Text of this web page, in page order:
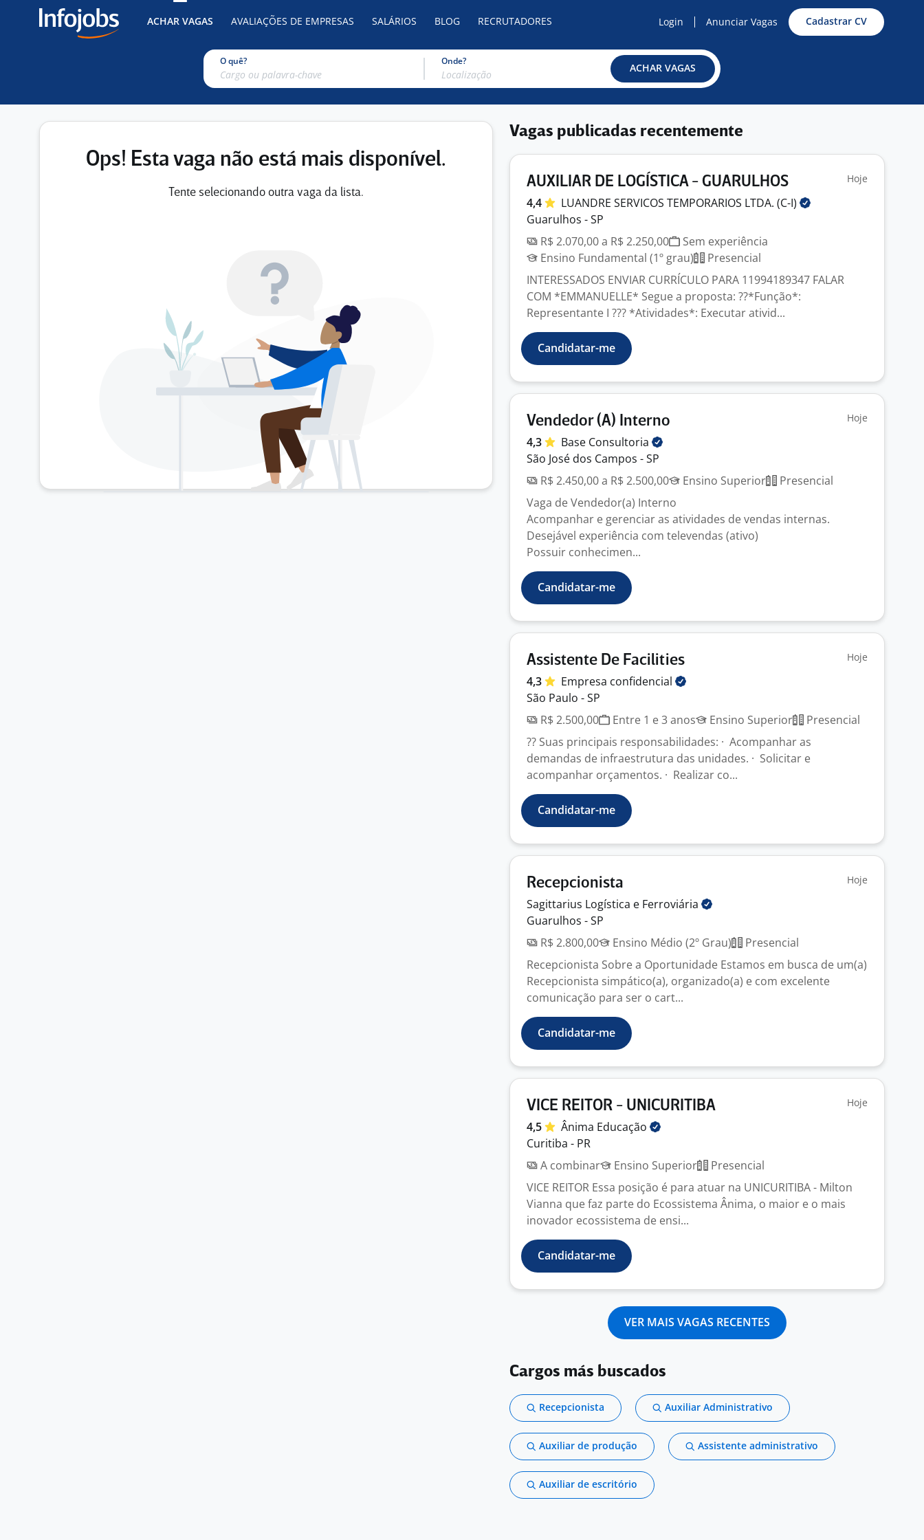
ACHAR VAGAS AVALIAÇÕES DE EMPRESAS SALÁRIOS BLOG RECRUTADORES Login Anunciar Vagas Cadastrar CV
O quê? Onde?
ACHAR VAGAS
Ops! Esta vaga não está mais disponível.
Tente selecionando outra vaga da lista.
Vagas publicadas recentemente
AUXILIAR DE LOGÍSTICA - GUARULHOS Hoje
4,4 LUANDRE SERVICOS TEMPORARIOS LTDA. (C-I)
Guarulhos - SP
R$ 2.070,00 a R$ 2.250,00
Sem experiência
Ensino Fundamental (1º grau)
Presencial
INTERESSADOS ENVIAR CURRÍCULO PARA 11994189347 FALAR
COM *EMMANUELLE* Segue a proposta: ??*Função*:
Representante I ??? *Atividades*: Executar ativid...
Candidatar-me
Vendedor (A) Interno Hoje
4,3 Base Consultoria
São José dos Campos - SP
R$ 2.450,00 a R$ 2.500,00
Ensino Superior
Presencial
Vaga de Vendedor(a) Interno
Acompanhar e gerenciar as atividades de vendas internas.
Desejável experiência com televendas (ativo)
Possuir conhecimen...
Candidatar-me
Assistente De Facilities Hoje
4,3 Empresa confidencial
São Paulo - SP
R$ 2.500,00
Entre 1 e 3 anos Ensino Superior
Presencial
?? Suas principais responsabilidades: · Acompanhar as
demandas de infraestrutura das unidades. · Solicitar e
acompanhar orçamentos. · Realizar co...
Candidatar-me
Recepcionista Hoje
Sagittarius Logística e Ferroviária
Guarulhos - SP
R$ 2.800,00
Ensino Médio (2º Grau)
Presencial
Recepcionista Sobre a Oportunidade Estamos em busca de um(a)
Recepcionista simpático(a), organizado(a) e com excelente
comunicação para ser o cart...
Candidatar-me
VICE REITOR - UNICURITIBA Hoje
4,5 Ânima Educação
Curitiba - PR
A combinar
Ensino Superior
Presencial
VICE REITOR Essa posição é para atuar na UNICURITIBA - Milton
Vianna que faz parte do Ecossistema Ânima, o maior e o mais
inovador ecossistema de ensi...
Candidatar-me
VER MAIS VAGAS RECENTES
Cargos más buscados
Recepcionista Auxiliar Administrativo
Auxiliar de produção Assistente administrativo
Auxiliar de escritório